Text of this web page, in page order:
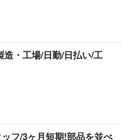
造・工場/日勤/日払い/工
フ/3ヶ月短期!部品を並べ